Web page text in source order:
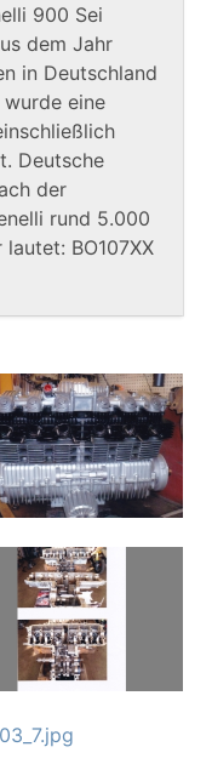
900 Sei
dem Jahr
in Deutschland
eine
Deutsche
der
rund 5.000
BO107XX